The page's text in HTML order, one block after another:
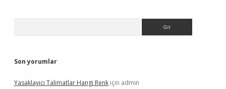
Son yorumlar
Yasaklayıcı Talimatlar Hangi Renk için admin